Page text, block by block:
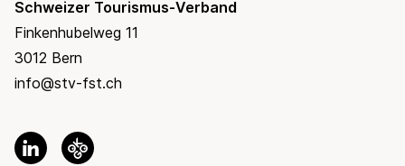
Schweizer Tourismus-Verband
Finkenhubelweg 11
3012 Bern
info@stv-fst.ch